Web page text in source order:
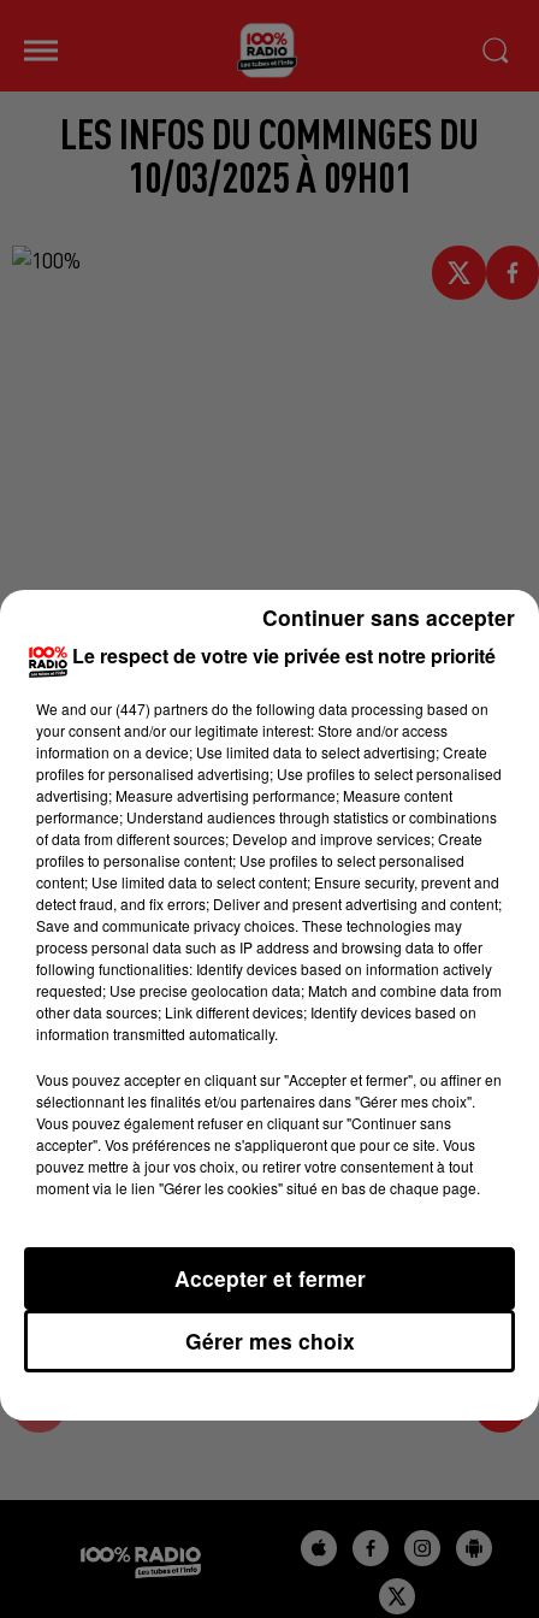
LES INFOS DU COMMINGES DU
10/03/2025 À 09H01
Lecture (4 min 13 sec)
100%
100% Radio les infos du Comminges
10 mars 2025 - 4 min 13 sec
LES INFOS DU COMMINGES DU 10/03/2025 À
09H01
Podcast infos du Comminges
Le respect de votre vie privée est notre priorité
We and our (447) partnersdo the following data processing based on
your consent and/or our legitimate interest: Store and/or access
information on a device; Use limited data to select advertising; Create
profiles for personalised advertising; Use profiles to select personalised
advertising; Measure advertising performance; Measure content
performance; Understand audiences through statistics or combinations
of data from different sources; Develop and improve services; Create
profiles to personalise content; Use profiles to select personalised
content; Use limited data to select content; Ensure security, prevent and
detect fraud, and fix errors; Deliver and present advertising and content;
Save and communicate privacy choices. These technologies may
process personal data such as IP address and browsing data to offer
following functionalities: Identify devices based on information actively
requested; Use precise geolocation data; Match and combine data from
other data sources; Link different devices; Identify devices based on
information transmitted automatically.
Vous pouvez accepter en cliquant sur "Accepter et fermer", ou affiner en
sélectionnant les finalités et/ou partenaires dans "Gérer mes choix".
Vous pouvez également refuser en cliquant sur "Continuer sans
accepter". Vos préférences ne s'appliqueront que pour ce site. Vous
pouvez mettre à jour vos choix, ou retirer votre consentement à tout
moment via le lien "Gérer les cookies" situé en bas de chaque page.
Gérer mes choix
Accepter et fermer
Continuer sans accepter